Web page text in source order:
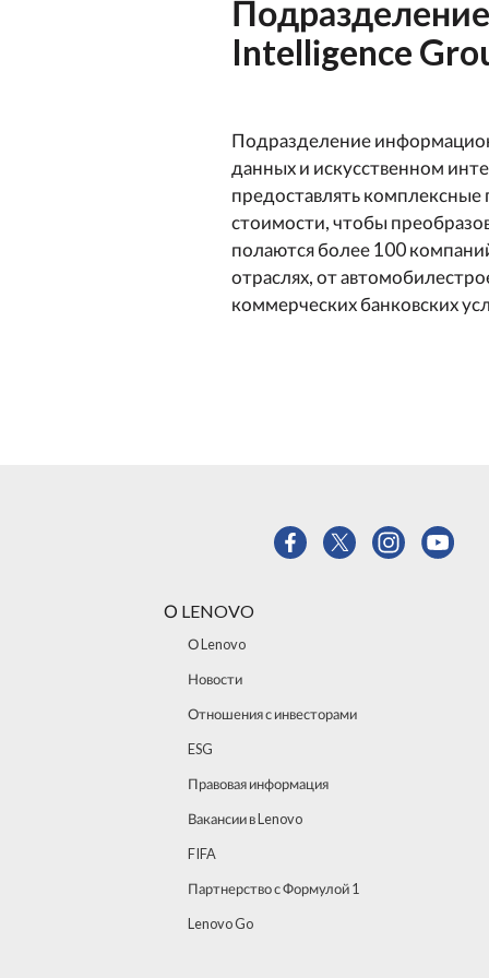
Intelligence
Подразделение
данных и искусственном
предоставлять
стоимости, чтобы
полаются более 100
отраслях, от
коммерческих банковских
О LENOVO
О Lenovo
Новости
Отношения с инвесторами
ESG
Правовая информация
Вакансии в Lenovo
FIFA
Партнерство с Формулой 1
Lenovo Go